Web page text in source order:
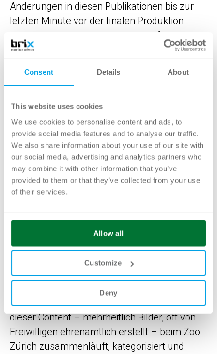
Consent Details About
This website uses cookies
We use cookies to personalise content and ads, to
provide social media features and to analyse our traffic.
We also share information about your use of our site with
our social media, advertising and analytics partners who
may combine it with other information that you’ve
provided to them or that they’ve collected from your use
of their services.
Allow all
Customize
Deny
Änderungen in diesen Publikationen bis zur
letzten Minute vor der finalen Produktion
möglich. Seien es Produkte, die aufgrund der
Verfügbarkeit ausgetauscht werden, die
Grafikteam im Marketing bei Transgourmet
seit 2008 die gewaltige Herausforderung,
jährlich über 6000 Seiten zu gestalten und die
Publikationen mehrsprachig fristgerecht zu
produzieren? Sicher weil sie absolute Profis
sind, mit kühlem Kopf und automatisierter
Bereitstellung der Rohfassung der
Publishing
dritten Teil eindrücklich vor Augen geführt.
Tierisch guter Content
Im vierten Teil durften wir einen Blick hinter
die Kulissen beim Zoo Zürich werfen. Wie
dieser Content – mehrheitlich Bilder, oft von
Freiwilligen ehrenamtlich erstellt – beim Zoo
Zürich zusammenläuft, kategorisiert und